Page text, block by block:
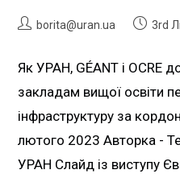
borita@uran.ua 3rd
Як УРАН, GÉANT і OCRE
закладам вищої освіти
інфраструктуру за
лютого 2023 Авторка -
УРАН Слайд із виступу